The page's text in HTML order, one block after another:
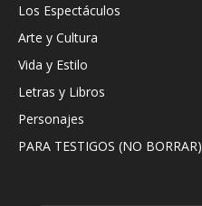
Los Espectáculos
Arte y Cultura
Vida y Estilo
Letras y Libros
Personajes
PARA TESTIGOS (NO BORRAR)